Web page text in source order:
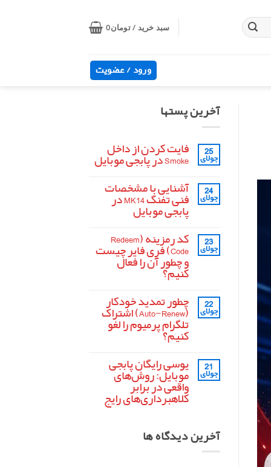
سبد خرید /تومان0
ورود / عضویت
آخرین پستها
25
جولای
فایت کردن از داخل
Smoke در پابجی موبایل
دیدگاهی
برای
فایت
کردن
از
داخل
در
پابجی
موبایل
ثبت
نشده 24
جولای
آشنایی با مشخصات
فنی تفنگ MK14 در
پابجی موبایل
دیدگاهی
برای
آشنایی
با
مشخصات
فنی
تفنگ
پابجی
موبایل
ثبت
نشده 23
جولای
کد رمزینه (Redeem
Code) فری فایر چیست
و چطور آن را فعال
کنیم؟
برای
کد
رمزینه
(Redeem
Code)
فری
و
چطور
آن
را
فعال
کنیم؟
ثبت
نشده 22
جولای
چطور تمدید خودکار
(Auto-Renew) اشتراک
تلگرام پرمیوم را لغو
کنیم؟
برای
چطور
تمدید
خودکار
(Auto-
Renew)
پرمیوم
را
لغو
ثبت
نشده 21
جولای
یوسی رایگان پابجی
موبایل: روش‌های
واقعی در برابر
کلاهبرداری‌های رایج
یوسی
رایگان
نشده
آخرین دیدگاه ها